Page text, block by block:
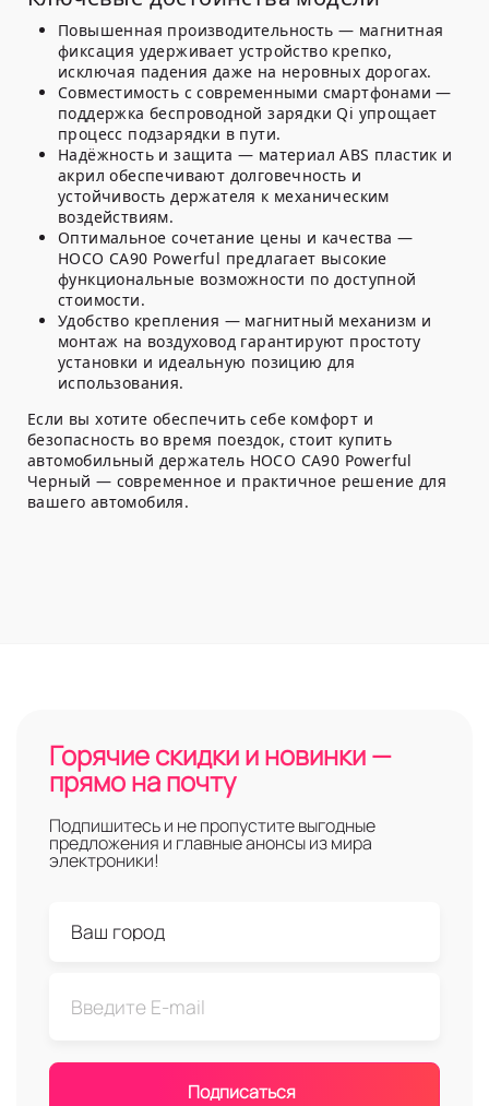
Повышенная производительность — магнитная
фиксация удерживает устройство крепко,
исключая падения даже на неровных дорогах.
Совместимость с современными смартфонами —
поддержка беспроводной зарядки Qi упрощает
процесс подзарядки в пути.
Надёжность и защита — материал ABS пластик и
акрил обеспечивают долговечность и
устойчивость держателя к механическим
воздействиям.
Оптимальное сочетание цены и качества —
HOCO CA90 Powerful предлагает высокие
функциональные возможности по доступной
стоимости.
Удобство крепления — магнитный механизм и
монтаж на воздуховод гарантируют простоту
установки и идеальную позицию для
использования.
Если вы хотите обеспечить себе комфорт и
безопасность во время поездок, стоит купить
автомобильный держатель HOCO CA90 Powerful
Черный — современное и практичное решение для
вашего автомобиля.
Горячие скидки и новинки —
прямо на почту
Подпишитесь и не пропустите выгодные
предложения и главные анонсы из мира
электроники!
Подписаться